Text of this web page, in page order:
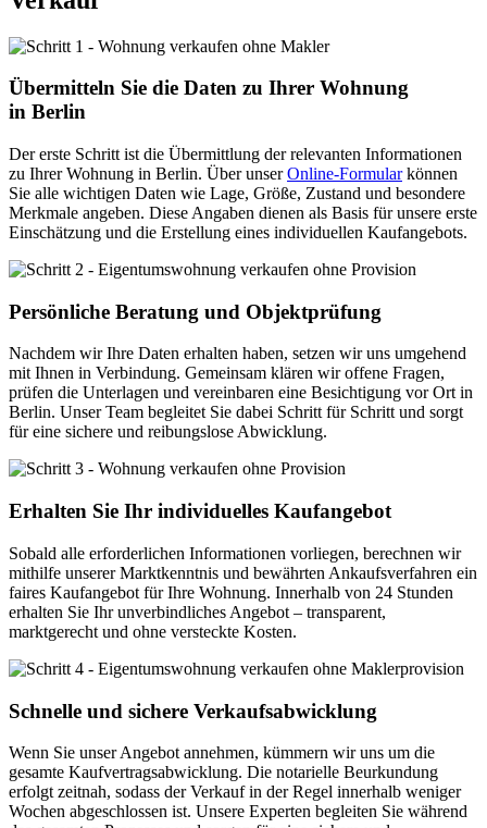
Übermitteln Sie die Daten zu Ihrer Wohnung
in Berlin
Der erste Schritt ist die Übermittlung der relevanten Informationen
zu Ihrer Wohnung in Berlin. Über unserOnline-Formularkönnen
Sie alle wichtigen Daten wie Lage, Größe, Zustand und besondere
Merkmale angeben. Diese Angaben dienen als Basis für unsere erste
Einschätzung und die Erstellung eines individuellen Kaufangebots.
Persönliche Beratung und Objektprüfung
Nachdem wir Ihre Daten erhalten haben, setzen wir uns umgehend
mit Ihnen in Verbindung. Gemeinsam klären wir offene Fragen,
prüfen die Unterlagen und vereinbaren eine Besichtigung vor Ort in
Berlin. Unser Team begleitet Sie dabei Schritt für Schritt und sorgt
für eine sichere und reibungslose Abwicklung.
Erhalten Sie Ihr individuelles Kaufangebot
Sobald alle erforderlichen Informationen vorliegen, berechnen wir
mithilfe unserer Marktkenntnis und bewährten Ankaufsverfahren ein
faires Kaufangebot für Ihre Wohnung. Innerhalb von 24 Stunden
erhalten Sie Ihr unverbindliches Angebot – transparent,
marktgerecht und ohne versteckte Kosten.
Schnelle und sichere Verkaufsabwicklung
Wenn Sie unser Angebot annehmen, kümmern wir uns um die
gesamte Kaufvertragsabwicklung. Die notarielle Beurkundung
erfolgt zeitnah, sodass der Verkauf in der Regel innerhalb weniger
Wochen abgeschlossen ist. Unsere Experten begleiten Sie während